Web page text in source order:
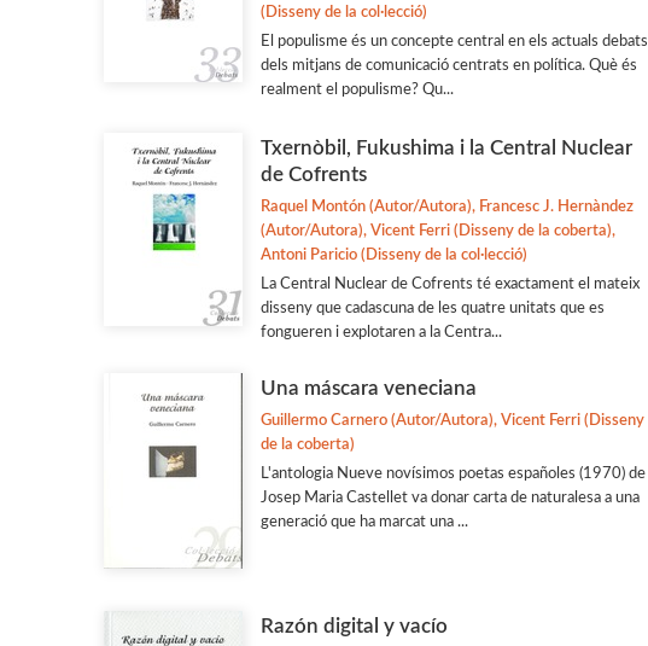
(Disseny de la col·lecció)
El populisme és un concepte central en els actuals debats
dels mitjans de comunicació centrats en política. Què és
realment el populisme? Qu...
Txernòbil, Fukushima i la Central Nuclear
de Cofrents
Raquel Montón (Autor/Autora), Francesc J. Hernàndez
(Autor/Autora), Vicent Ferri (Disseny de la coberta),
Antoni Paricio (Disseny de la col·lecció)
La Central Nuclear de Cofrents té exactament el mateix
disseny que cadascuna de les quatre unitats que es
fongueren i explotaren a la Centra...
Una máscara veneciana
Guillermo Carnero (Autor/Autora), Vicent Ferri (Disseny
de la coberta)
L'antologia Nueve novísimos poetas españoles (1970) de
Josep Maria Castellet va donar carta de naturalesa a una
generació que ha marcat una ...
Razón digital y vacío